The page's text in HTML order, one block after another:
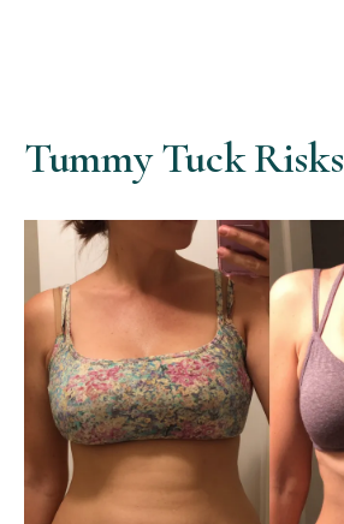
Tummy Tuck Risks